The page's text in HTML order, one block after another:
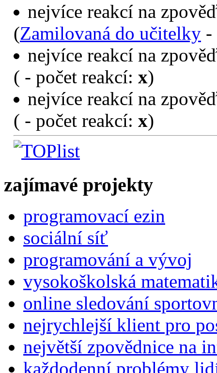
nejvíce reakcí na
(Zamilovaná do učitelky -
nejvíce reakcí na
( - počet reakcí: x)
nejvíce reakcí na
( - počet reakcí: x)
zajímavé projekty
programovací ezin
sociální síť
programování a vývoj
vysokoškolská
online sledování
nejrychlejší klient pro
největší zpovědnice na
každodenní problémy